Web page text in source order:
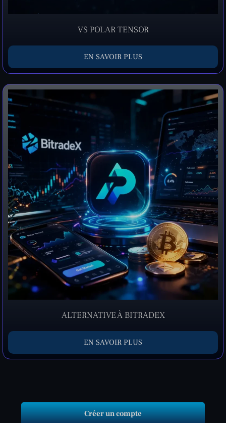
VS POLAR TENSOR
EN SAVOIR PLUS
ALTERNATIVE À BITRADEX
EN SAVOIR PLUS
Créer un compte